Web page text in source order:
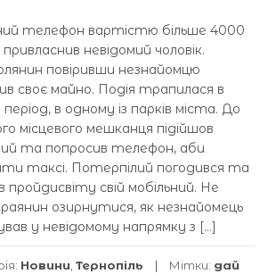
телефон вартістю більше 4000
привласнив невідомий чоловік.
повіривши незнайомцю
своє майно. Подія трапилася в
період, в одному із парків міста. До
місцевого мешканця підійшов
та попросив телефон, аби
таксі. Потерпілий погодився та
пройдисвіту свій мобільний. Не
озирнутися, як незнайомець
у невідомому напрямку з […]
Новини Тернопіль Мітки: дай